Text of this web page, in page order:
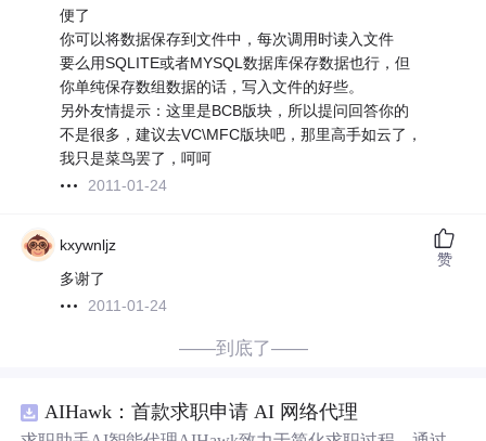
便了
你可以将数据保存到文件中，每次调用时读入文件
要么用SQLITE或者MYSQL数据库保存数据也行，但
你单纯保存数组数据的话，写入文件的好些。
另外友情提示：这里是BCB版块，所以提问回答你的
不是很多，建议去VC\MFC版块吧，那里高手如云了，
我只是菜鸟罢了，呵呵
2011-01-24
kxywnljz
多谢了
2011-01-24
赞
——到底了——
AIHawk：首款求职申请 AI 网络代理